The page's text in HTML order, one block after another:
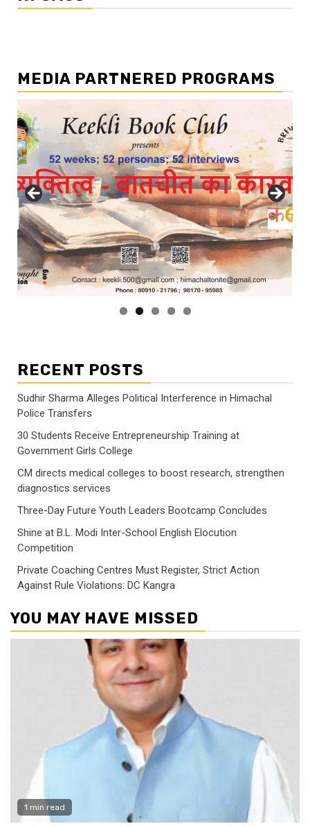
MEDIA PARTNERED PROGRAMS
RECENT POSTS
Sudhir Sharma Alleges Political Interference in Himachal
Police Transfers
30 Students Receive Entrepreneurship Training at
Government Girls College
CM directs medical colleges to boost research, strengthen
diagnostics services
Three-Day Future Youth Leaders Bootcamp Concludes
Shine at B.L. Modi Inter-School English Elocution
Competition
Private Coaching Centres Must Register, Strict Action
Against Rule Violations: DC Kangra
YOU MAY HAVE MISSED
1 min read